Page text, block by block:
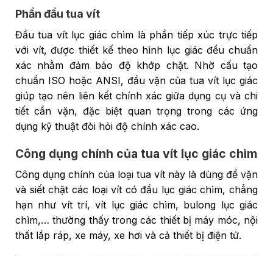
Phần đầu tua vít
Đầu tua vít lục giác chìm là phần tiếp xúc trực tiếp
với vít, được thiết kế theo hình lục giác đều chuẩn
xác nhằm đảm bảo độ khớp chặt. Nhờ cấu tạo
chuẩn ISO hoặc ANSI, đầu vặn của tua vít lục giác
giúp tạo nên liên kết chính xác giữa dụng cụ và chi
tiết cần vặn, đặc biệt quan trọng trong các ứng
dụng kỹ thuật đòi hỏi độ chính xác cao.
Công dụng chính của tua vít lục giác chìm
Công dụng chính của loại tua vít này là dùng để vặn
và siết chặt các loại vít có đầu lục giác chìm, chẳng
hạn như vít trí, vít lục giác chìm, bulong lục giác
chìm,… thường thấy trong các thiết bị máy móc, nội
thất lắp ráp, xe máy, xe hơi và cả thiết bị điện tử.